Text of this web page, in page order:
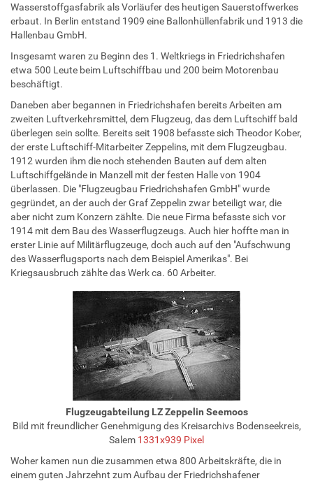
Wasserstoffgasfabrik als Vorläufer des heutigen Sauerstoffwerkes
erbaut. In Berlin entstand 1909 eine Ballonhüllenfabrik und 1913 die
Hallenbau GmbH.
Insgesamt waren zu Beginn des 1. Weltkriegs in Friedrichshafen
etwa 500 Leute beim Luftschiffbau und 200 beim Motorenbau
beschäftigt.
Daneben aber begannen in Friedrichshafen bereits Arbeiten am
zweiten Luftverkehrsmittel, dem Flugzeug, das dem Luftschiff bald
überlegen sein sollte. Bereits seit 1908 befasste sich Theodor Kober,
der erste Luftschiff-Mitarbeiter Zeppelins, mit dem Flugzeugbau.
1912 wurden ihm die noch stehenden Bauten auf dem alten
Luftschiffgelände in Manzell mit der festen Halle von 1904
überlassen. Die "Flugzeugbau Friedrichshafen GmbH" wurde
gegründet, an der auch der Graf Zeppelin zwar beteiligt war, die
aber nicht zum Konzern zählte. Die neue Firma befasste sich vor
1914 mit dem Bau des Wasserflugzeugs. Auch hier hoffte man in
erster Linie auf Militärflugzeuge, doch auch auf den "Aufschwung
des Wasserflugsports nach dem Beispiel Amerikas". Bei
Kriegsausbruch zählte das Werk ca. 60 Arbeiter.
Flugzeugabteilung LZ Zeppelin Seemoos
Bild mit freundlicher Genehmigung des Kreisarchivs Bodenseekreis,
Salem 1331x939 Pixel
Woher kamen nun die zusammen etwa 800 Arbeitskräfte, die in
einem guten Jahrzehnt zum Aufbau der Friedrichshafener